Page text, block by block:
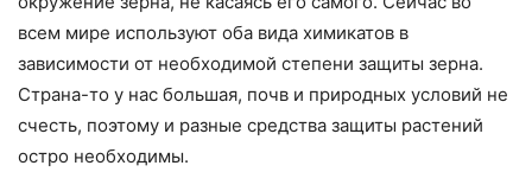
всем мире используют оба вида химикатов в
зависимости от необходимой степени защиты зерна.
Страна-то у нас большая, почв и природных условий не
счесть, поэтому и разные средства защиты растений
остро необходимы.